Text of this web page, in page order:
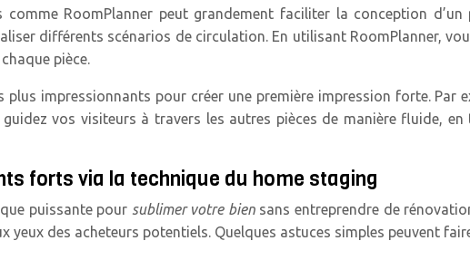
comme RoomPlanner peut grandement faciliter la conception
différents scénarios de circulation. En utilisant RoomPlanner,
pièce.
plus impressionnants pour créer une première impression forte.
vos visiteurs à travers les autres pièces de manière fluide,
forts via la technique du home staging
puissante pour sublimer votre bien sans entreprendre de
yeux des acheteurs potentiels. Quelques astuces simples peuvent